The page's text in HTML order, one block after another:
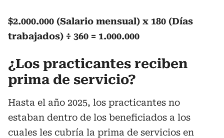
$2.000.000 (Salario mensual) x 180 (Días
trabajados) ÷ 360 = 1.000.000
¿Los practicantes reciben
prima de servicio?
Hasta el año 2025, los practicantes no
estaban dentro de los beneficiados a los
cuales les cubría la prima de servicios en